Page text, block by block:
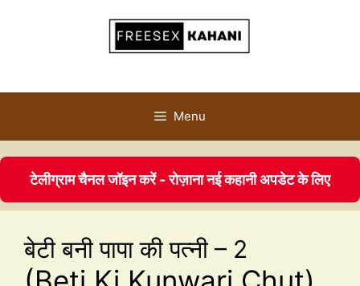
Menu
टेलीग्राम चैनल जॉइन करें - रोज़ाना नई कहानी अपडेट के लिए
बेटी बनी पापा की पत्नी – 2